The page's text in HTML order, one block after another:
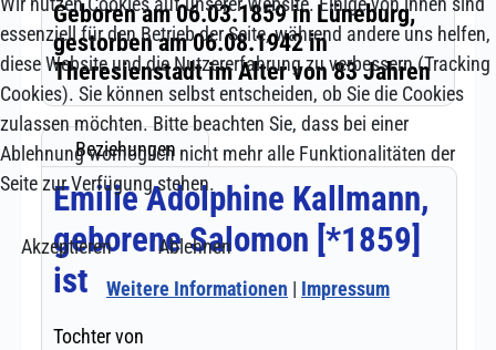
essenziell für den Betrieb der Seite, während andere uns helfen,
diese Website und die Nutzererfahrung zu verbessern (Tracking
Cookies). Sie können selbst entscheiden, ob Sie die Cookies
zulassen möchten. Bitte beachten Sie, dass bei einer
Ablehnung womöglich nicht mehr alle Funktionalitäten der
Seite zur Verfügung stehen.
Akzeptieren
Ablehnen
Weitere Informationen | Impressum